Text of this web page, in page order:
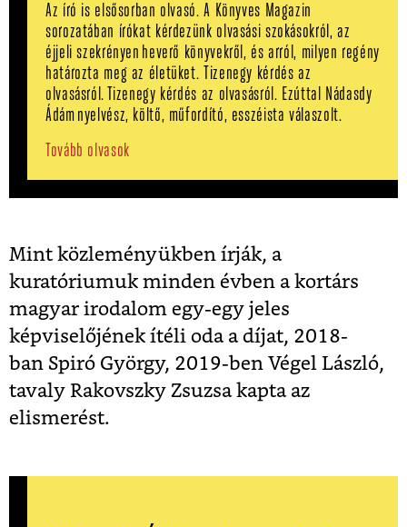
Az író is elsősorban olvasó. A Könyves Magazin
sorozatában írókat kérdezünk olvasási szokásokról, az
éjjeli szekrényen heverő könyvekről, és arról, milyen regény
határozta meg az életüket. Tizenegy kérdés az
olvasásról. Tizenegy kérdés az olvasásról. Ezúttal Nádasdy
Ádám nyelvész, költő, műfordító, esszéista válaszolt.
Tovább olvasok
Mint közleményükben írják, a
kuratóriumuk minden évben a kortárs
magyar irodalom egy-egy jeles
képviselőjének ítéli oda a díjat, 2018-
ban Spiró György, 2019-ben Végel László,
tavaly Rakovszky Zsuzsa kapta az
elismerést.